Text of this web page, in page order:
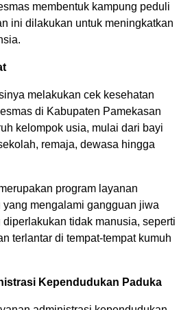
membentuk kampung peduli
ini dilakukan untuk meningkatkan
melakukan cek kesehatan
di Kabupaten Pamekasan
kelompok usia, mulai dari bayi
remaja, dewasa hingga
program layanan
yang mengalami gangguan jiwa
diperlakukan tidak manusia, seperti
terlantar di tempat-tempat kumuh
Kependudukan Paduka